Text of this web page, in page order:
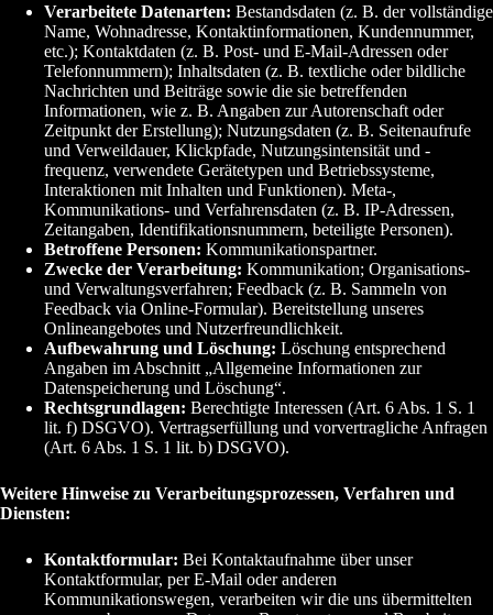
Verarbeitete Datenarten: Bestandsdaten (z. B. der vollständige
Name, Wohnadresse, Kontaktinformationen, Kundennummer,
etc.); Kontaktdaten (z. B. Post- und E-Mail-Adressen oder
Telefonnummern); Inhaltsdaten (z. B. textliche oder bildliche
Nachrichten und Beiträge sowie die sie betreffenden
Informationen, wie z. B. Angaben zur Autorenschaft oder
Zeitpunkt der Erstellung); Nutzungsdaten (z. B. Seitenaufrufe
und Verweildauer, Klickpfade, Nutzungsintensität und -
frequenz, verwendete Gerätetypen und Betriebssysteme,
Interaktionen mit Inhalten und Funktionen). Meta-,
Kommunikations- und Verfahrensdaten (z. B. IP-Adressen,
Zeitangaben, Identifikationsnummern, beteiligte Personen).
Betroffene Personen: Kommunikationspartner.
Zwecke der Verarbeitung: Kommunikation; Organisations-
und Verwaltungsverfahren; Feedback (z. B. Sammeln von
Feedback via Online-Formular). Bereitstellung unseres
Onlineangebotes und Nutzerfreundlichkeit.
Aufbewahrung und Löschung: Löschung entsprechend
Angaben im Abschnitt „Allgemeine Informationen zur
Datenspeicherung und Löschung“.
Rechtsgrundlagen: Berechtigte Interessen (Art. 6 Abs. 1 S. 1
lit. f) DSGVO). Vertragserfüllung und vorvertragliche Anfragen
(Art. 6 Abs. 1 S. 1 lit. b) DSGVO).
Weitere Hinweise zu Verarbeitungsprozessen, Verfahren und
Diensten:
Kontaktformular: Bei Kontaktaufnahme über unser
Kontaktformular, per E-Mail oder anderen
Kommunikationswegen, verarbeiten wir die uns übermittelten